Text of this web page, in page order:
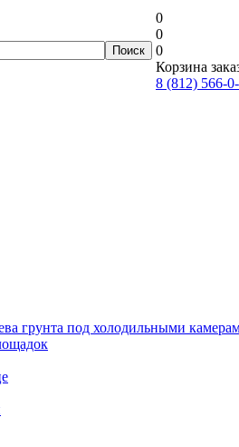
0
0
0
Корзина
8 (812) 566-
грунта под холодильными